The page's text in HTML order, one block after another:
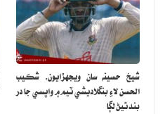
شيخ حسينه سان ويجهڙايون، شڪيب
الحسن لاءِ بنگلاديشي ٽيم ۾ واپسي جا در
بند ٿيڻ لڳا